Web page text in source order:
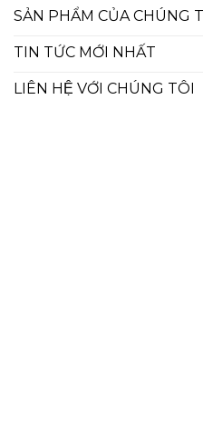
SẢN PHẨM CỦA CHÚNG
TIN TỨC MỚI NHẤT
LIÊN HỆ VỚI CHÚNG TÔI